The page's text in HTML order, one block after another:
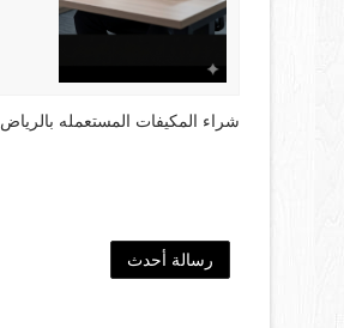
شراء المكيفات المستعمله بالرياض
رسالة أحدث